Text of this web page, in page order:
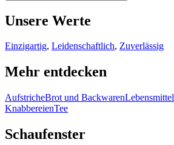
Unsere Werte
Einzigartig, Leidenschaftlich, Zuverlässig
Mehr entdecken
AufstricheBrot und BackwarenLebensmittel
KnabbereienTee
Schaufenster